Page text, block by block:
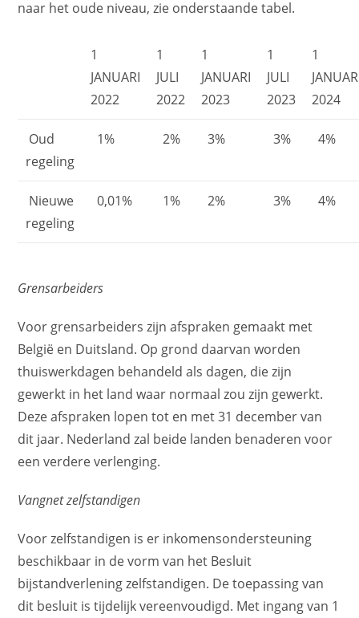
naar het oude niveau, zie onderstaande tabel.
1
JANUARI
2022
1
JULI
2022
1
JANUARI
2023
1
JULI
2023
1
2024
Oud
regeling
1% 2% 3% 3% 4%
Nieuwe
regeling
0,01% 1% 2% 3% 4%
Grensarbeiders
Voor grensarbeiders zijn afspraken gemaakt met
België en Duitsland. Op grond daarvan worden
thuiswerkdagen behandeld als dagen, die zijn
gewerkt in het land waar normaal zou zijn gewerkt.
Deze afspraken lopen tot en met 31 december van
dit jaar. Nederland zal beide landen benaderen voor
een verdere verlenging.
Vangnet zelfstandigen
Voor zelfstandigen is er inkomensondersteuning
beschikbaar in de vorm van het Besluit
bijstandverlening zelfstandigen. De toepassing van
dit besluit is tijdelijk vereenvoudigd. Met ingang van 1